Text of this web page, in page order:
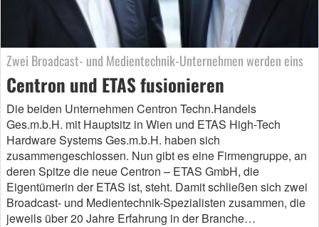
Zwei Broadcast- und Medientechnik-Unternehmen werden eins
Centron und ETAS fusionieren
Die beiden Unternehmen Centron Techn.Handels
Ges.m.b.H. mit Hauptsitz in Wien und ETAS High-Tech
Hardware Systems Ges.m.b.H. haben sich
zusammengeschlossen. Nun gibt es eine Firmengruppe, an
deren Spitze die neue Centron – ETAS GmbH, die
Eigentümerin der ETAS ist, steht. Damit schließen sich zwei
Broadcast- und Medientechnik-Spezialisten zusammen, die
jeweils über 20 Jahre Erfahrung in der Branche…